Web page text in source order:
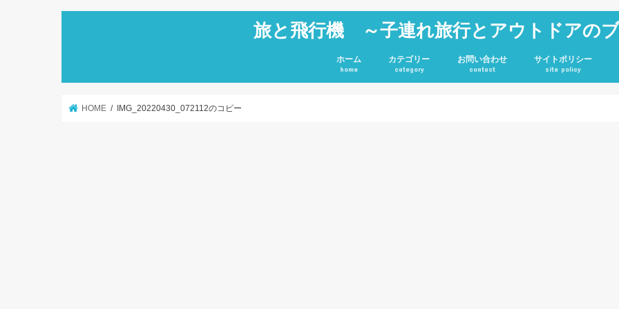
旅と飛行機 ～子連れ旅行とアウトドアの
ホーム
home
カテゴリー
category
お問い合わせ
contact
サイトポリシー
site policy
HOME IMG_20220430_072112のコピー